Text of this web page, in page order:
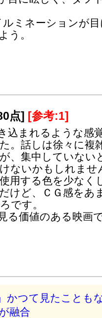
ミネーションが
う。
点] [参考:1]
込まれるような感
。話しは徐々に複
、集中していない
ないかもしれませ
用する色を少なく
けど、ＣＧ感をあ
です。
る価値のある映画
かつて見たことも
融合